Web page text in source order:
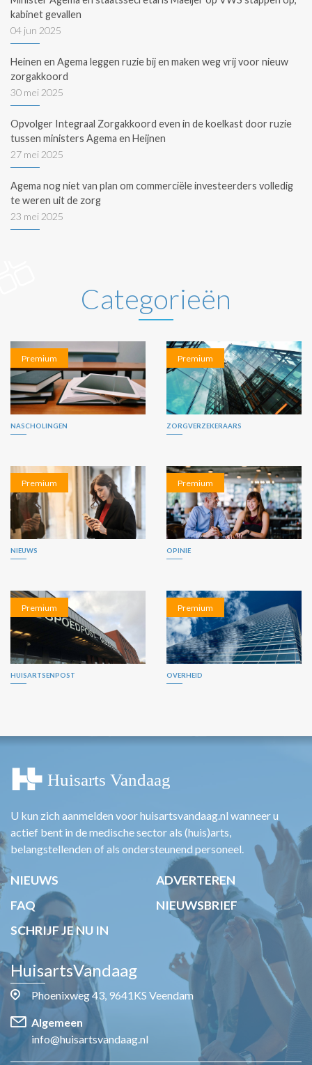
kabinet gevallen
04 jun 2025
Heinen en Agema leggen ruzie bij en maken weg vrij voor nieuw
zorgakkoord
30 mei 2025
Opvolger Integraal Zorgakkoord even in de koelkast door ruzie
tussen ministers Agema en Heijnen
27 mei 2025
Agema nog niet van plan om commerciële investeerders volledig
te weren uit de zorg
23 mei 2025
Categorieën
Premium
NASCHOLINGEN
Premium
ZORGVERZEKERAARS
Premium
NIEUWS
Premium
OPINIE
Premium
HUISARTSENPOST
Premium
OVERHEID
U kun zich aanmelden voor huisartsvandaag.nl wanneer u
actief bent in de medische sector als (huis)arts,
belangstellenden of als ondersteunend personeel.
NIEUWS
ADVERTEREN
FAQ
NIEUWSBRIEF
SCHRIJF JE NU IN
HuisartsVandaag
Phoenixweg 43, 9641KS Veendam
Algemeen
info@huisartsvandaag.nl